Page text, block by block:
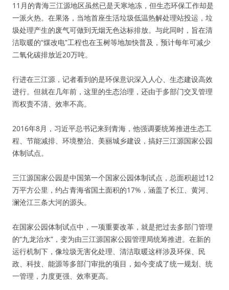
11月的青海三江源地区虽然已是天寒地冻，但生态环保工作却是
一派火热。在果洛，当地首座生活垃圾低温热解处理站投运，垃
圾处理产生的废气可做到无烟无色达标排放。与此同时，旨在清
洁取暖的“煤改电”工程也在玉树等地加快普及，预计每年可减少
二氧化碳排放近20万吨。
行进在三江源，记者看到的是环保意识深入人心、生态建设高效
进行。但就在几年前，这里的生态治理，还由于多部门交叉管理
而权责不清、效率不高。
2016年8月，习近平总书记来到青海，他强调要统筹推进生态工
程、节能减排、环境整治、美丽城乡建设，搞好三江源国家公园
体制试点。
三江源国家公园是中国第一个国家公园体制试点，总面积超过12
万平方公里，约占青海省国土面积的17%，涵盖了长江、黄河、
澜沧江三条大河的源头。
在国家公园体制试点中，一项重要改革，就是把过去多部门管理
的“九龙治水”，变为由三江源国家公园管理局统筹推进。在新的
运行机制下，像垃圾无害化处理、清洁取暖这样涉及环保、民
政、科技、能源等多部门审批的项目，如今变成了统一规划、统
一管理，力度更强、效率更高。